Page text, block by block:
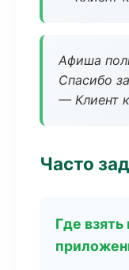
Афиша
Спасибо
— Клиент
Часто
Где